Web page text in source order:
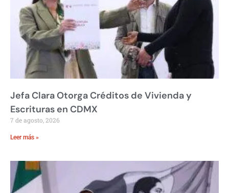
Jefa Clara Otorga Créditos de Vivienda y
Escrituras en CDMX
7 de agosto, 2026
Leer más »